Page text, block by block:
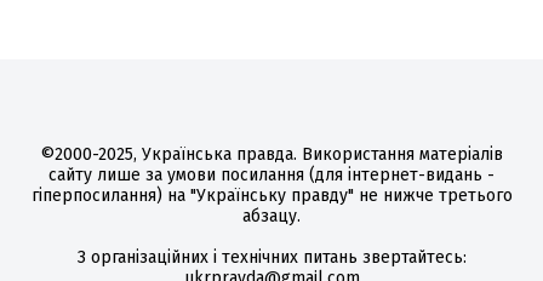
©2000-2025, Українська правда. Використання матеріалів
сайту лише за умови посилання (для інтернет-видань -
гіперпосилання) на "Українську правду" не нижче третього
абзацу.
З організаційних і технічних питань звертайтесь: